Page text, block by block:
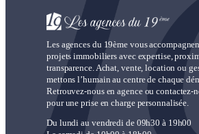
Les agences du 19ème vous
projets immobiliers avec expertise,
transparence. Achat, vente, location ou
mettons l’humain au centre de chaque
Retrouvez-nous en agence ou contactez-
pour une prise en charge personnalisée.
Du lundi au vendredi de 09h30 à 19h00